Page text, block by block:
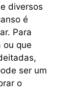
diversos
é
Para
ou que
ser um
o